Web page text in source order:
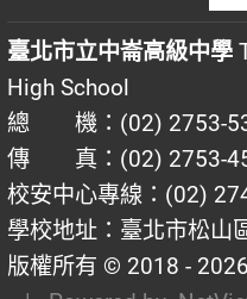
臺北市立中崙高級中學
High School
總 機：(02) 2753-
傳 真：(02) 2753-
校安中心專線：(02)
學校地址：臺北市松山
版權所有 © 2018 - 2026